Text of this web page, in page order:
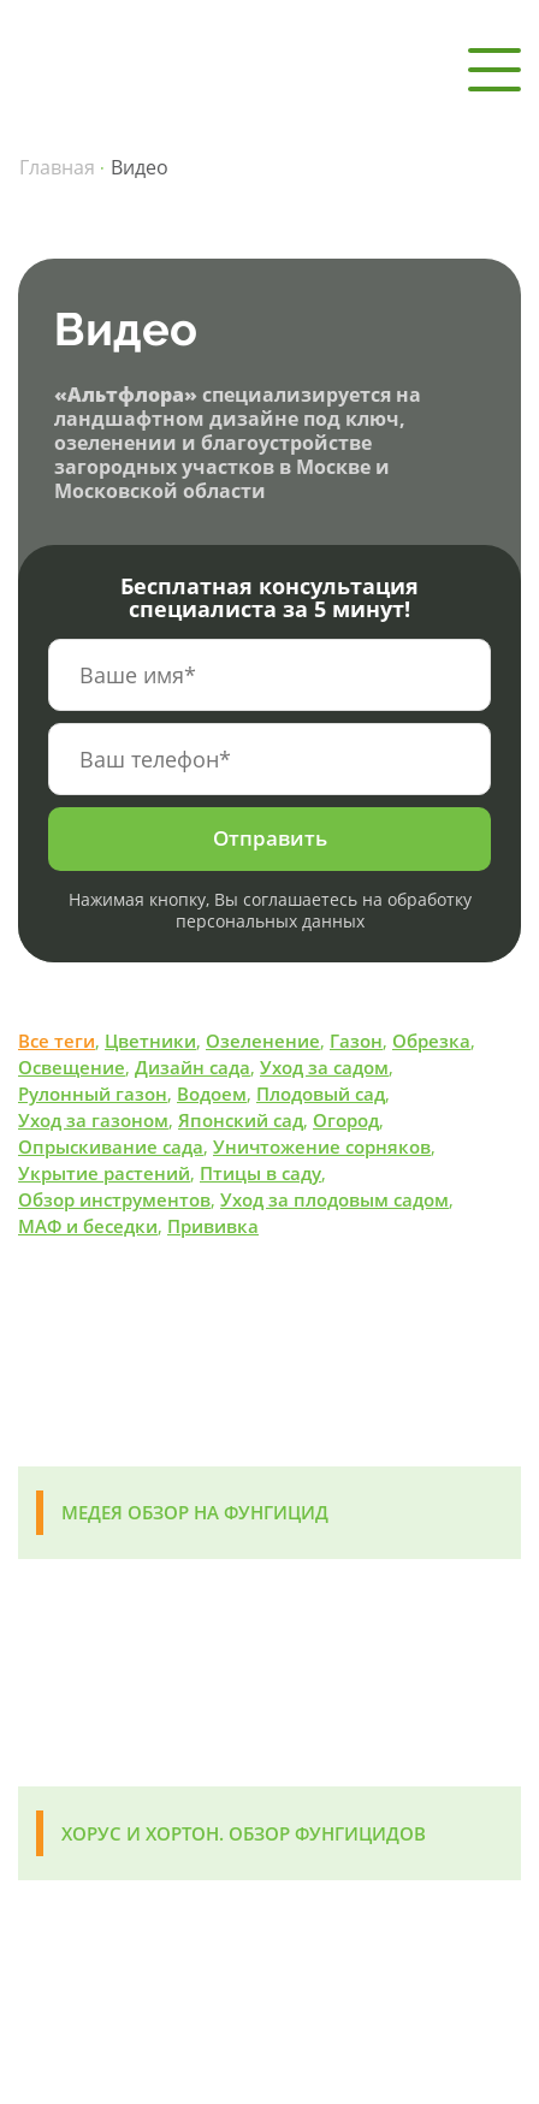
Главная · Видео
Видео
«Альтфлора» специализируется на
ландшафтном дизайне под ключ,
озеленении и благоустройстве
загородных участков в Москве и
Московской области
Бесплатная консультация
специалиста за 5 минут!
Отправить
Нажимая кнопку, Вы соглашаетесь на обработку
персональных данных
Все теги, Цветники, Озеленение, Газон, Обрезка,
Освещение, Дизайн сада, Уход за садом,
Рулонный газон, Водоем, Плодовый сад,
Уход за газоном, Японский сад, Огород,
Опрыскивание сада, Уничтожение сорняков,
Укрытие растений, Птицы в саду,
Обзор инструментов, Уход за плодовым садом,
МАФ и беседки, Прививка
МЕДЕЯ ОБЗОР НА ФУНГИЦИД
ХОРУС И ХОРТОН. ОБЗОР ФУНГИЦИДОВ